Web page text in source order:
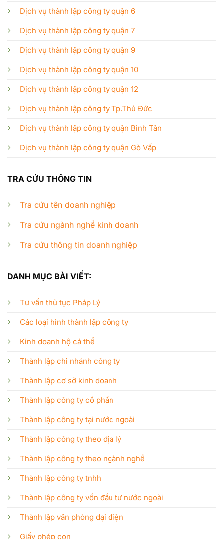
Dịch vụ thành lập công ty quận 6
Dịch vụ thành lập công ty quận 7
Dịch vụ thành lập công ty quận 9
Dịch vụ thành lập công ty quận 10
Dịch vụ thành lập công ty quận 12
Dịch vụ thành lập công ty Tp.Thủ Đức
Dịch vụ thành lập công ty quận Bình Tân
Dịch vụ thành lập công ty quận Gò Vấp
TRA CỨU THÔNG TIN
Tra cứu tên doanh nghiệp
Tra cứu ngành nghề kinh doanh
Tra cứu thông tin doanh nghiệp
DANH MỤC BÀI VIẾT:
Tư vấn thủ tục Pháp Lý
Các loại hình thành lập công ty
Kinh doanh hộ cá thể
Thành lập chi nhánh công ty
Thành lập cơ sở kinh doanh
Thành lập công ty cổ phần
Thành lập công ty tại nước ngoài
Thành lập công ty theo địa lý
Thành lập công ty theo ngành nghề
Thành lập công ty tnhh
Thành lập công ty vốn đầu tư nước ngoài
Thành lập văn phòng đại diện
Giấy phép con